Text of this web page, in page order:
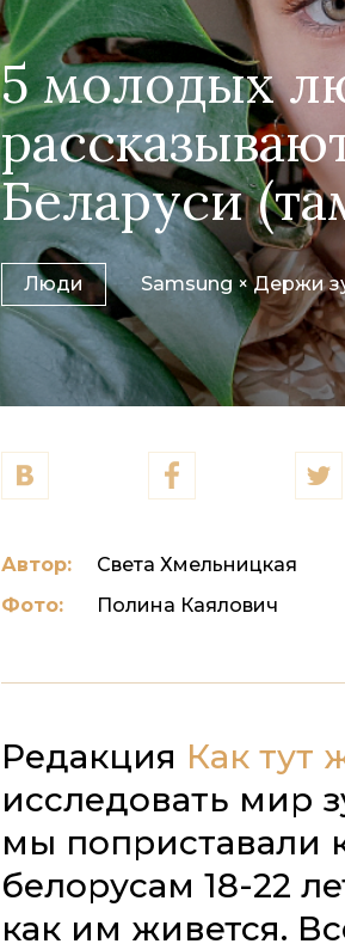
5 молодых
Беларуси
Люди Samsung × Держи
Автор:
Света Хмельницкая
Фото:
Полина Каялович
Редакция Как тут
исследовать мир
мы поприставали
белорусам 18-22
как им живется.